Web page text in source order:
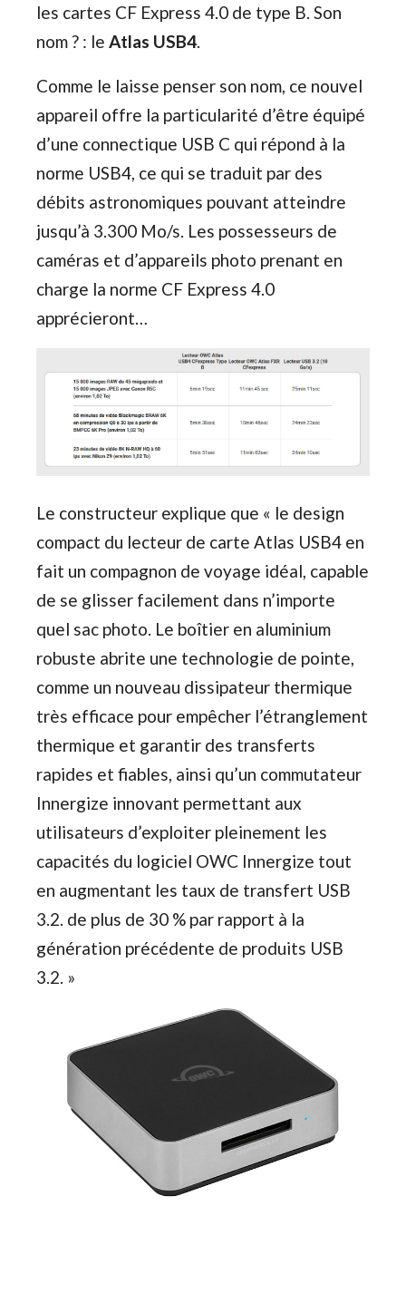
les cartes CF Express 4.0 de type B. Son
nom ? : le Atlas USB4.
Comme le laisse penser son nom, ce nouvel
appareil offre la particularité d’être équipé
d’une connectique USB C qui répond à la
norme USB4, ce qui se traduit par des
débits astronomiques pouvant atteindre
jusqu’à 3.300 Mo/s. Les possesseurs de
caméras et d’appareils photo prenant en
charge la norme CF Express 4.0
apprécieront…
Le constructeur explique que « le design
compact du lecteur de carte Atlas USB4 en
fait un compagnon de voyage idéal, capable
de se glisser facilement dans n’importe
quel sac photo. Le boîtier en aluminium
robuste abrite une technologie de pointe,
comme un nouveau dissipateur thermique
très efficace pour empêcher l’étranglement
thermique et garantir des transferts
rapides et fiables, ainsi qu’un commutateur
Innergize innovant permettant aux
utilisateurs d’exploiter pleinement les
capacités du logiciel OWC Innergize tout
en augmentant les taux de transfert USB
3.2. de plus de 30 % par rapport à la
génération précédente de produits USB
3.2. »